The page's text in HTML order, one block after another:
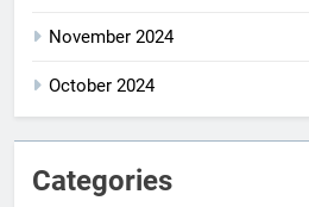
November 2024
October 2024
Categories